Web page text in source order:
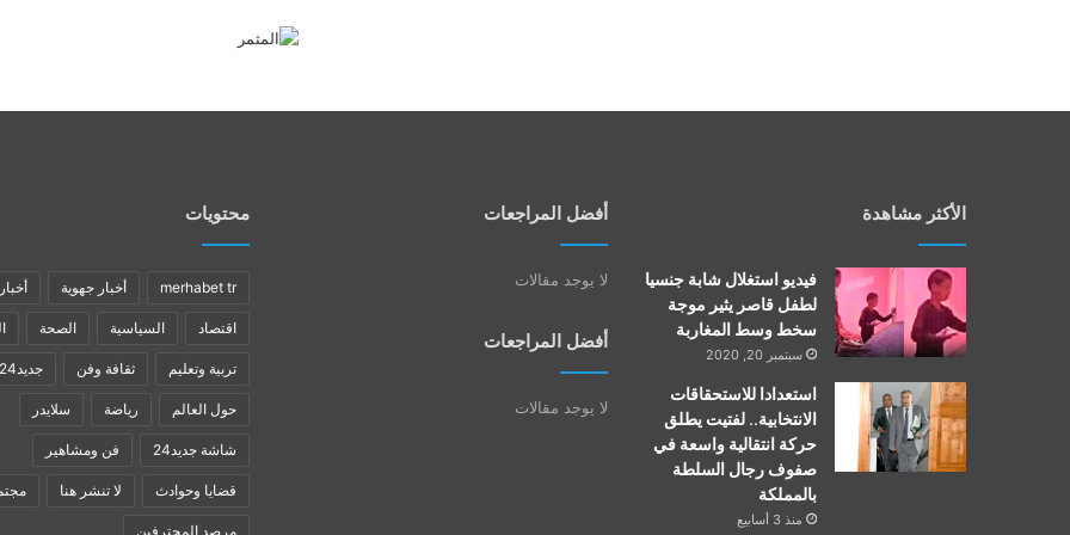
الأكثر مشاهدة
فيديو استغلال شابة جنسيا
لطفل قاصر يثير موجة
سخط وسط المغاربة
سبتمبر 20, 2020
استعدادا للاستحقاقات
الانتخابية.. لفتيت يطلق
حركة انتقالية واسعة في
صفوف رجال السلطة
بالمملكة
منذ 3 أسابيع
أفضل المراجعات
لا يوجد مقالات
أفضل المراجعات
لا يوجد مقالات
محتويات
merhabet tr أخبار جهوية
اقتصاد السياسية الصحة
تربية وتعليم ثقافة وفن جديد24
حول العالم رياضة سلايدر
شاشة جديد24 فن ومشاهير
قضايا وحوادث لا تنشر هنا
مرصد المحترفين